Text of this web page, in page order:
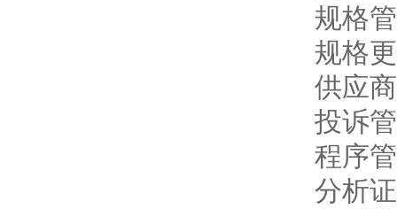
规格
规格
供应
投诉
程序
分析